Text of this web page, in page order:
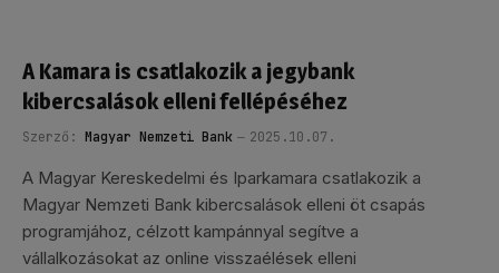
A Kamara is csatlakozik a jegybank
kibercsalások elleni fellépéséhez
Szerző: Magyar Nemzeti Bank 2025.10.07.
A Magyar Kereskedelmi és Iparkamara csatlakozik a
Magyar Nemzeti Bank kibercsalások elleni öt csapás
programjához, célzott kampánnyal segítve a
vállalkozásokat az online visszaélések elleni